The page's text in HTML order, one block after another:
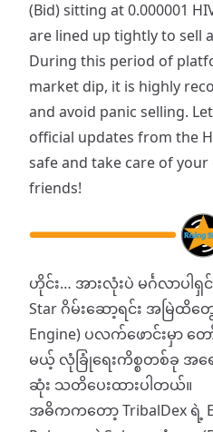
(Bid) sitting at 0.000001
are lined up tightly to sell
​During this period of
market dip, it is highly
and avoid panic selling.
official updates from the
safe and take care of
friends!
ဟိုင်း… အားလုံးပဲ မင်္ဂလာပါရှ
Star ဂိမ်းဆော့ရင်း အမြဲထိတွ
Engine) ပလက်ဖောင်းမှာ
မယ့် လုံခြုံရေးကိစ္စတစ်ခု အရ
ဆုံး သတိပေးထားပါတယ်။
အဓိကကတော့ TribalDex ရဲ့